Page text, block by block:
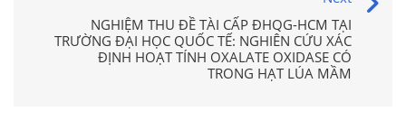
NGHIỆM THU ĐỀ TÀI CẤP ĐHQG-HCM TẠI
TRƯỜNG ĐẠI HỌC QUỐC TẾ: NGHIÊN CỨU XÁC
ĐỊNH HOẠT TÍNH OXALATE OXIDASE CÓ
TRONG HẠT LÚA MẦM